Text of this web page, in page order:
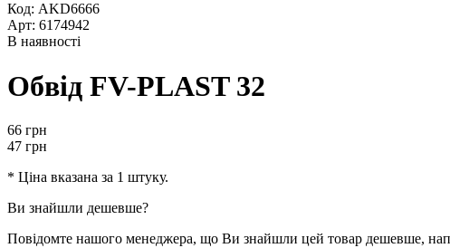
Код: AKD6666
Арт: 6174942
В наявності
Обвід FV-PLAST 32
66 грн
47 грн
* Ціна вказана за 1 штуку.
Ви знайшли дешевше?
Повідомте нашого менеджера, що Ви знайшли цей товар дешевше,